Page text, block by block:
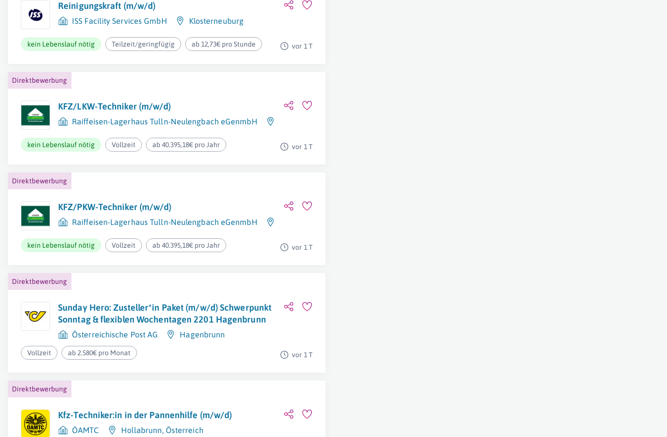
Reinigungskraft (m/w/d)
ISS Facility Services GmbH Klosterneuburg
kein Lebenslauf nötig Teilzeit/geringfügig ab 12,73€ pro Stunde vor 1 T
Direktbewerbung
KFZ/LKW-Techniker (m/w/d)
Raiffeisen-Lagerhaus Tulln-Neulengbach eGenmbH Tulln
kein Lebenslauf nötig Vollzeit ab 40.395,18€ pro Jahr vor 1 T
Direktbewerbung
KFZ/PKW-Techniker (m/w/d)
Raiffeisen-Lagerhaus Tulln-Neulengbach eGenmbH Tulln
kein Lebenslauf nötig Vollzeit ab 40.395,18€ pro Jahr vor 1 T
Direktbewerbung
Sunday Hero: Zusteller*in Paket (m/w/d) Schwerpunkt
Sonntag & flexiblen Wochentagen 2201 Hagenbrunn
Österreichische Post AG Hagenbrunn
Vollzeit ab 2.580€ pro Monat vor 1 T
Direktbewerbung
Kfz-Techniker:in in der Pannenhilfe (m/w/d)
ÖAMTC Hollabrunn, Österreich